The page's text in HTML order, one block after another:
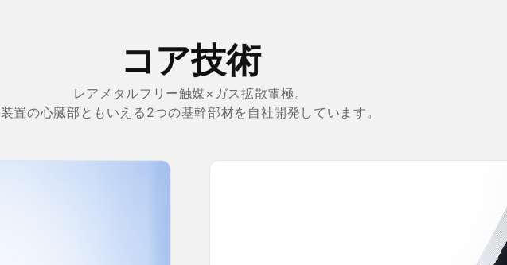
コア技術
レアメタルフリー触媒×ガス拡散電極。
装置の心臓部ともいえる2つの基幹部材を自社開発しています。